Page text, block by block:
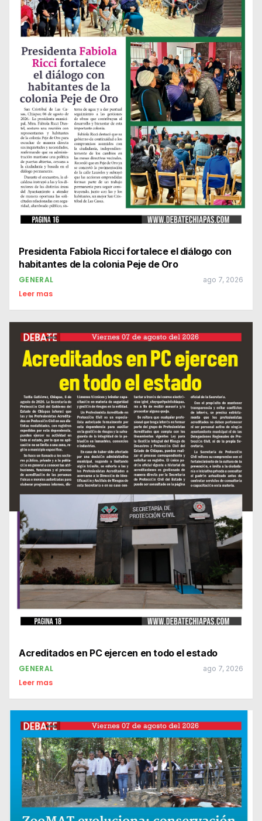
Presidenta Fabiola Ricci fortalece el diálogo con
habitantes de la colonia Peje de Oro
GENERAL ago 7, 2026
Leer mas
Acreditados en PC ejercen en todo el estado
GENERAL ago 7, 2026
Leer mas